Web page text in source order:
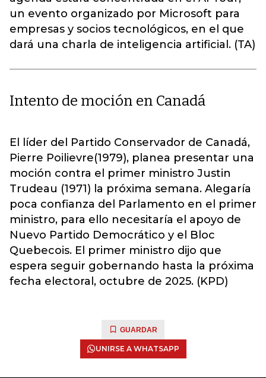
un evento organizado por Microsoft para
empresas y socios tecnológicos, en el que
dará una charla de inteligencia artificial. (TA)
Intento de moción en Canadá
El líder del Partido Conservador de Canadá,
Pierre Poilievre(1979), planea presentar una
moción contra el primer ministro Justin
Trudeau (1971) la próxima semana. Alegaría
poca confianza del Parlamento en el primer
ministro, para ello necesitaría el apoyo de
Nuevo Partido Democrático y el Bloc
Quebecois. El primer ministro dijo que
espera seguir gobernando hasta la próxima
fecha electoral, octubre de 2025. (KPD)
GUARDAR
UNIRSE A WHATSAPP